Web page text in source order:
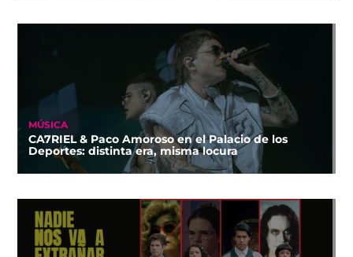
MÚSICA
CA7RIEL & Paco Amoroso en el Palacio de los
Deportes: distinta era, misma locura